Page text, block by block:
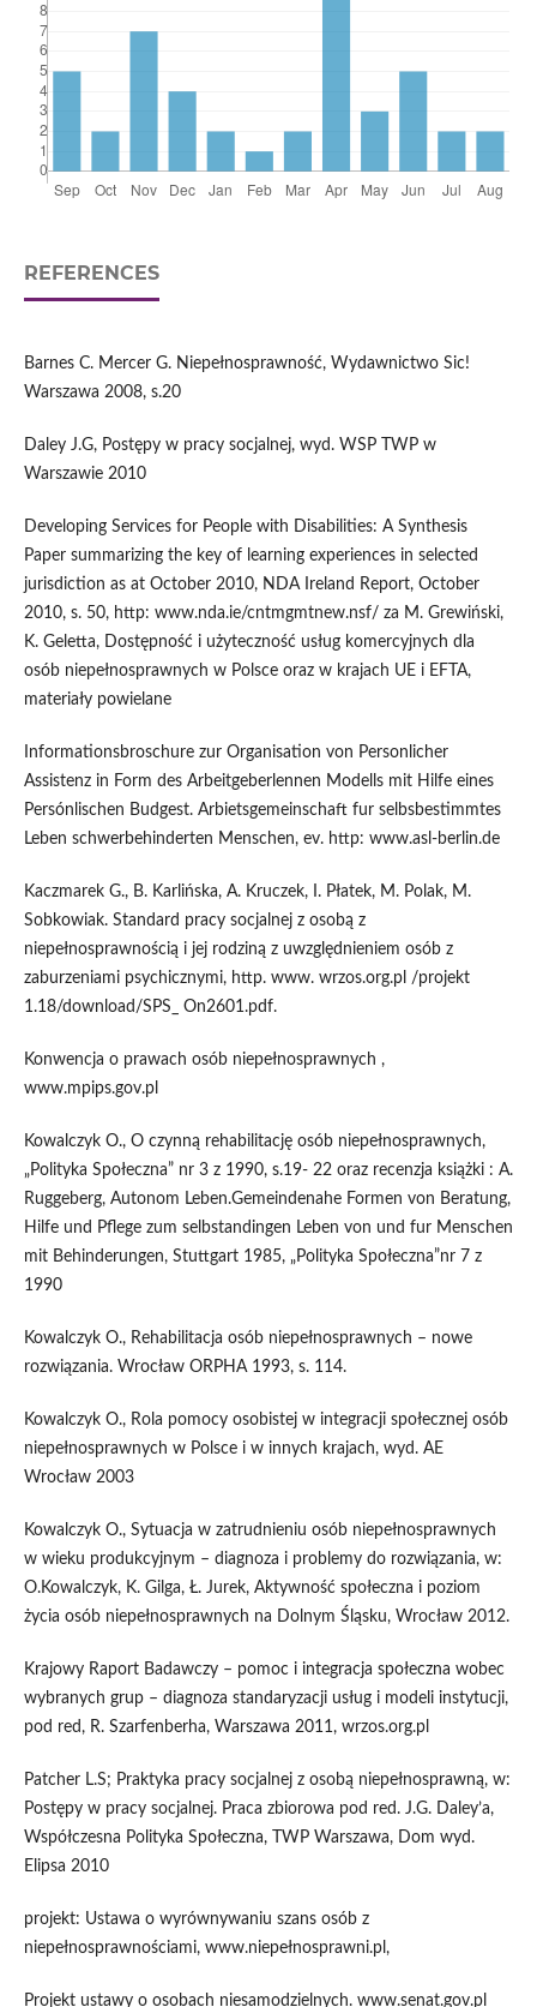
REFERENCES
Barnes C. Mercer G. Niepełnosprawność, Wydawnictwo Sic!
Warszawa 2008, s.20
Daley J.G, Postępy w pracy socjalnej, wyd. WSP TWP w
Warszawie 2010
Developing Services for People with Disabilities: A Synthesis
Paper summarizing the key of learning experiences in selected
jurisdiction as at October 2010, NDA Ireland Report, October
2010, s. 50, http: www.nda.ie/cntmgmtnew.nsf/ za M. Grewiński,
K. Geletta, Dostępność i użyteczność usług komercyjnych dla
osób niepełnosprawnych w Polsce oraz w krajach UE i EFTA,
materiały powielane
Informationsbroschure zur Organisation von Personlicher
Assistenz in Form des Arbeitgeberlennen Modells mit Hilfe eines
Persónlischen Budgest. Arbietsgemeinschaft fur selbsbestimmtes
Leben schwerbehinderten Menschen, ev. http: www.asl-berlin.de
Kaczmarek G., B. Karlińska, A. Kruczek, I. Płatek, M. Polak, M.
Sobkowiak. Standard pracy socjalnej z osobą z
niepełnosprawnością i jej rodziną z uwzględnieniem osób z
zaburzeniami psychicznymi, http. www. wrzos.org.pl /projekt
1.18/download/SPS_ On2601.pdf.
Konwencja o prawach osób niepełnosprawnych ,
www.mpips.gov.pl
Kowalczyk O., O czynną rehabilitację osób niepełnosprawnych,
„Polityka Społeczna” nr 3 z 1990, s.19- 22 oraz recenzja książki : A.
Ruggeberg, Autonom Leben.Gemeindenahe Formen von Beratung,
Hilfe und Pflege zum selbstandingen Leben von und fur Menschen
mit Behinderungen, Stuttgart 1985, „Polityka Społeczna”nr 7 z
1990
Kowalczyk O., Rehabilitacja osób niepełnosprawnych – nowe
rozwiązania. Wrocław ORPHA 1993, s. 114.
Kowalczyk O., Rola pomocy osobistej w integracji społecznej osób
niepełnosprawnych w Polsce i w innych krajach, wyd. AE
Wrocław 2003
Kowalczyk O., Sytuacja w zatrudnieniu osób niepełnosprawnych
w wieku produkcyjnym – diagnoza i problemy do rozwiązania, w:
O.Kowalczyk, K. Gilga, Ł. Jurek, Aktywność społeczna i poziom
życia osób niepełnosprawnych na Dolnym Śląsku, Wrocław 2012.
Krajowy Raport Badawczy – pomoc i integracja społeczna wobec
wybranych grup – diagnoza standaryzacji usług i modeli instytucji,
pod red, R. Szarfenberha, Warszawa 2011, wrzos.org.pl
Patcher L.S; Praktyka pracy socjalnej z osobą niepełnosprawną, w:
Postępy w pracy socjalnej. Praca zbiorowa pod red. J.G. Daley’a,
Współczesna Polityka Społeczna, TWP Warszawa, Dom wyd.
Elipsa 2010
projekt: Ustawa o wyrównywaniu szans osób z
niepełnosprawnościami, www.niepełnosprawni.pl,
Projekt ustawy o osobach niesamodzielnych. www.senat.gov.pl